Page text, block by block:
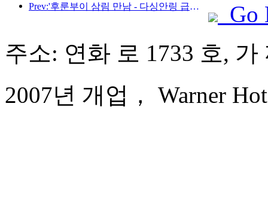
Prev:'후룬부이 삼림 만남 - 다싱안링 급행열차 - 별빛 열차 - 천이 여행' 관광열차가 첫 운행을 시작합니다.
Go
주소: 연화 로 1733 호, 가
2007년 개업， Warner